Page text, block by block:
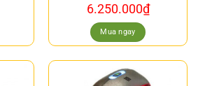
6.250.000₫
Mua ngay